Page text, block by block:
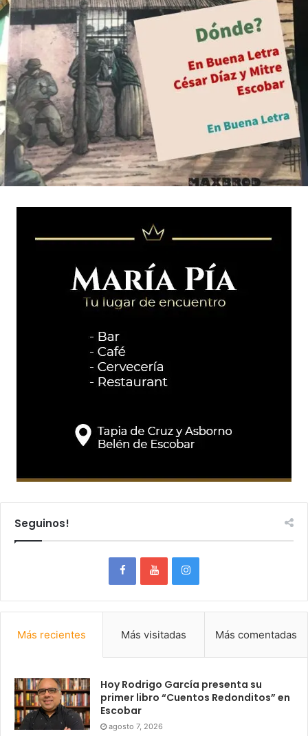
Seguinos!
Más recientes Más visitadas Más comentadas
Hoy Rodrigo García presenta su
primer libro “Cuentos Redonditos” en
Escobar
agosto 7, 2026